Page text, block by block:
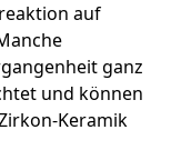
auf
ganz
und können
Keramik